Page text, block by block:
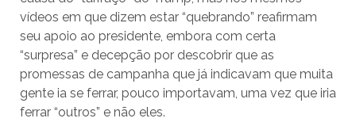
vídeos em que dizem estar “quebrando” reafirmam
seu apoio ao presidente, embora com certa
“surpresa” e decepção por descobrir que as
promessas de campanha que já indicavam que muita
gente ia se ferrar, pouco importavam, uma vez que iria
ferrar “outros” e não eles.